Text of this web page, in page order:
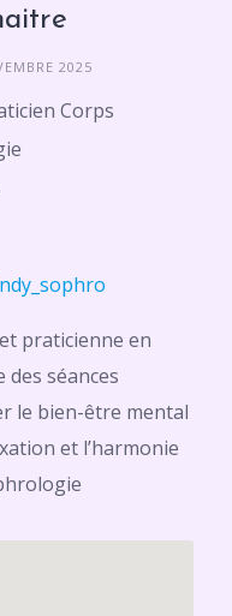
2025
Corps
praticienne en
séances
le bien-être mental
et l’harmonie